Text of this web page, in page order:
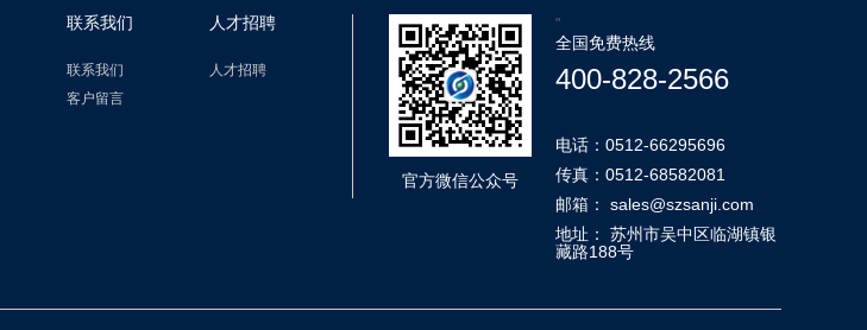
联系我们
联系我们
客户留言
人才招聘
人才招聘
官方微信公众号
"
全国免费热线
400-828-2566
电话：0512-66295696
传真：0512-68582081
邮箱： sales@szsanji.com
地址： 苏州市吴中区临湖镇银
藏路188号